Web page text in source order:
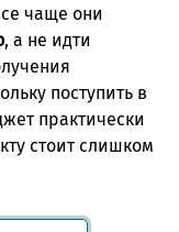
чаще они
, а не идти
поступить в
практически
стоит слишком